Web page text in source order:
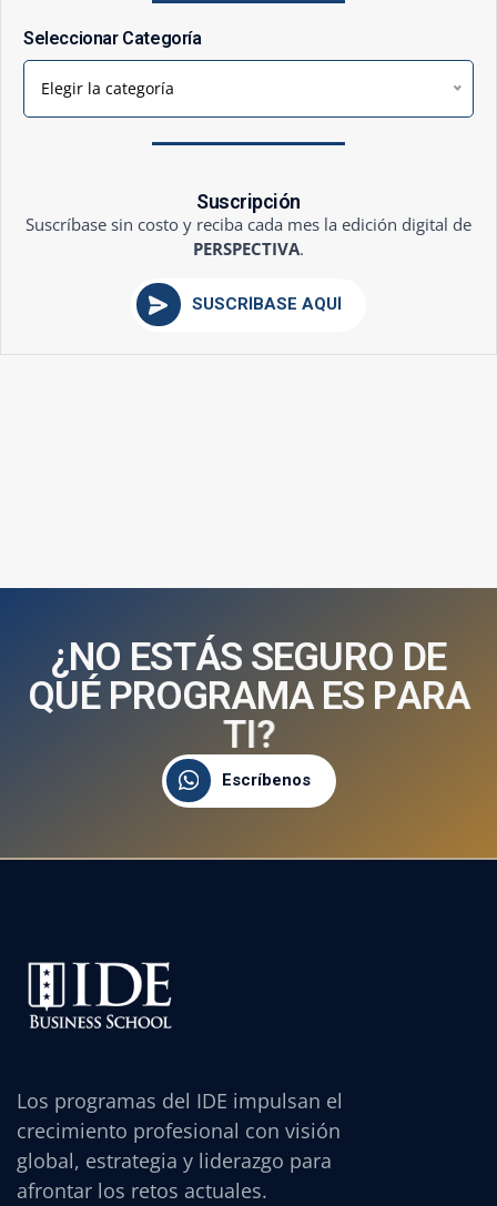
Seleccionar Categoría
Elegir la categoría
Suscripción
Suscríbase sin costo y reciba cada mes la edición digital de
PERSPECTIVA.
SUSCRÍBASE AQUÍ
¿NO ESTÁS SEGURO DE
QUÉ PROGRAMA ES PARA
TI?
Escríbenos
Los programas del IDE impulsan el
crecimiento profesional con visión
global, estrategia y liderazgo para
afrontar los retos actuales.